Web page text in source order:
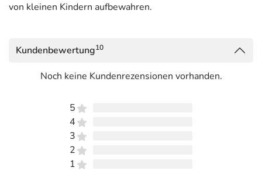
von kleinen Kindern aufbewahren.
Kundenbewertung10
Noch keine Kundenrezensionen vorhanden.
5
4
3
2
1